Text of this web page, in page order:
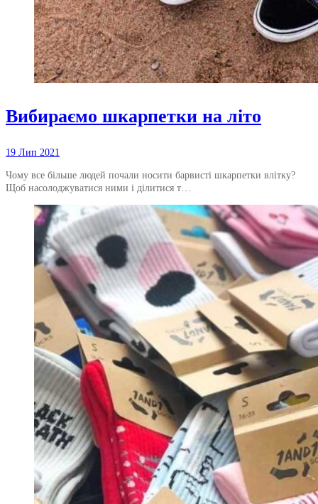
Вибираємо шкарпетки на літо
19 Лип 2021
Чому все більше людей почали носити барвисті шкарпетки влітку?
Щоб насолоджуватися ними і ділитися т…